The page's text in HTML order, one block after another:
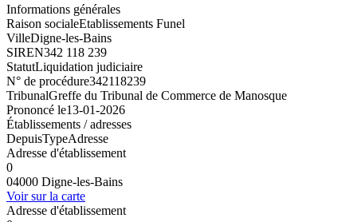
Informations générales
Raison socialeEtablissements Funel
VilleDigne-les-Bains
SIREN342 118 239
StatutLiquidation judiciaire
N° de procédure342118239
TribunalGreffe du Tribunal de Commerce de Manosque
Prononcé le13-01-2026
Établissements / adresses
DepuisTypeAdresse
Adresse d'établissement
0
04000 Digne-les-Bains
Voir sur la carte
Adresse d'établissement